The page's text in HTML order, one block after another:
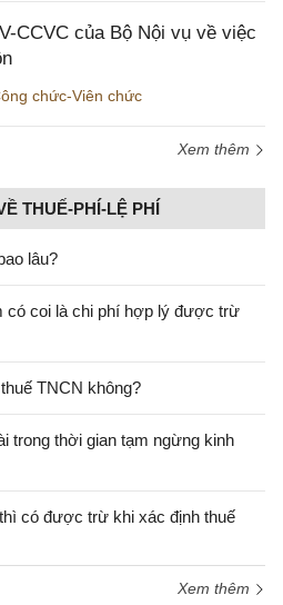
CCVC của Bộ Nội vụ về việc
chức-Viên chức
Xem thêm
THUẾ-PHÍ-LỆ PHÍ
lâu?
có coi là chi phí hợp lý được trừ
TNCN không?
trong thời gian tạm ngừng kinh
có được trừ khi xác định thuế
Xem thêm